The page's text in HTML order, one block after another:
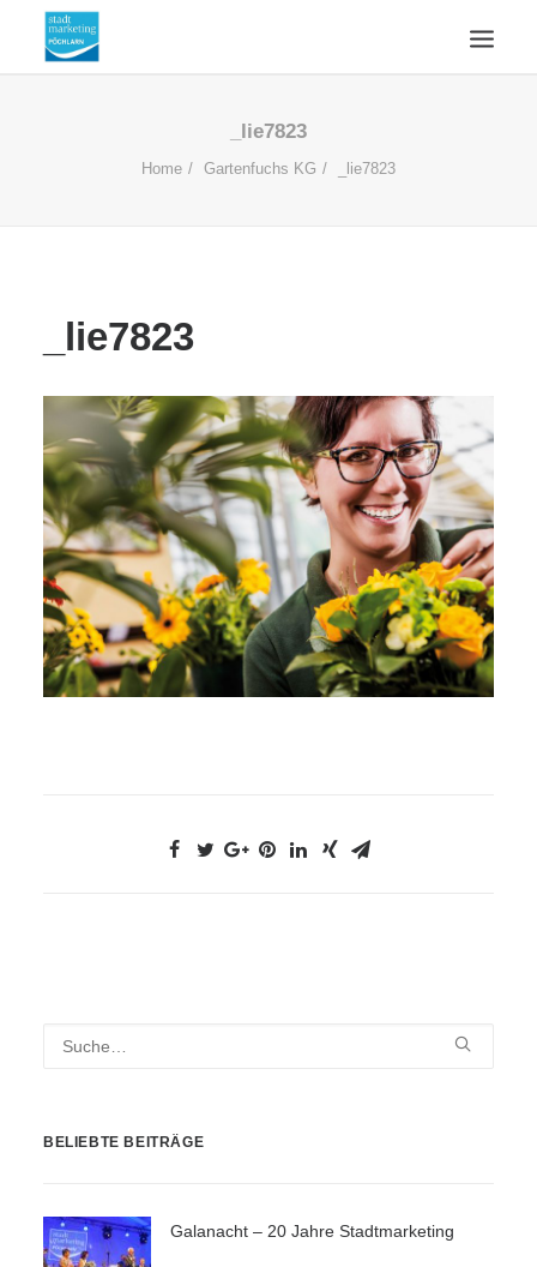
SUCHE
_lie7823
Home Gartenfuchs KG _lie7823
_lie7823
BELIEBTE BEITRÄGE
Galanacht – 20 Jahre Stadtmarketing